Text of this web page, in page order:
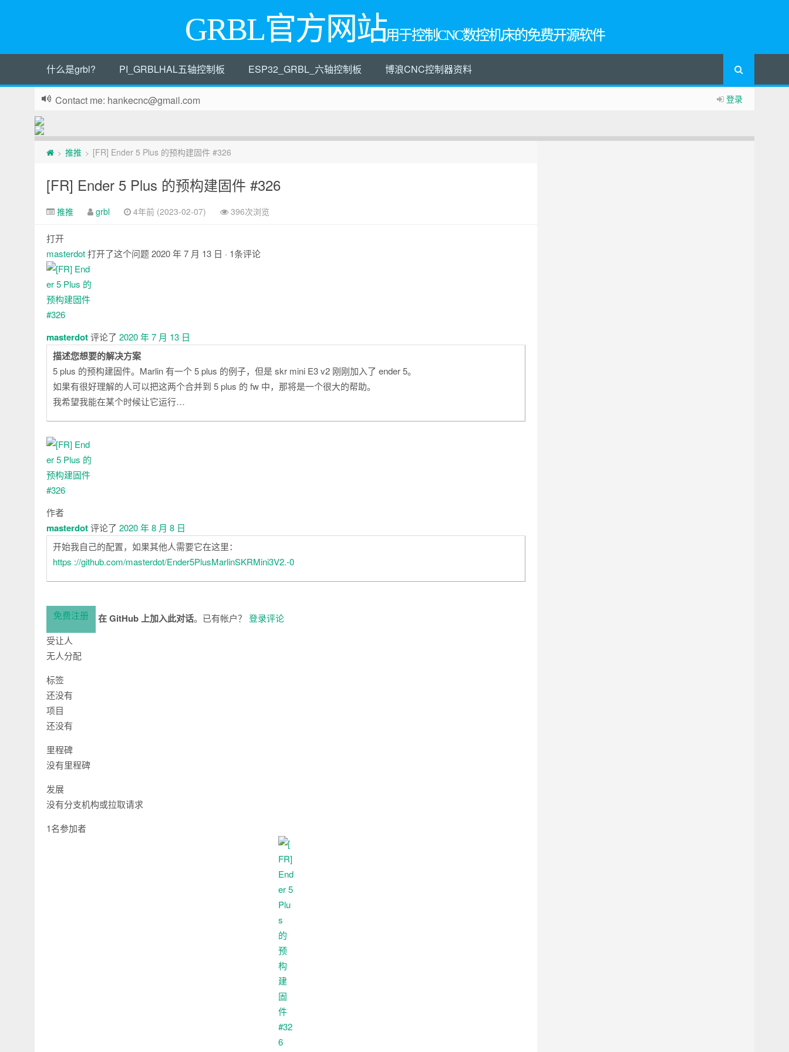
GRBL官方网站用于控制CNC数控机床的免费开源软件
什么是grbl? PI_GRBLHAL五轴控制板 ESP32_GRBL_六轴控制板 博浪CNC控制器资料
登录
Contact me: hankecnc@gmail.com
> 推推 > [FR] Ender 5 Plus 的预构建固件 #326
[FR] Ender 5 Plus 的预构建固件 #326
推推 grbl 4年前 (2023-02-07) 396次浏览
打开
masterdot打开了这个问题2020 年 7 月 13 日 · 1条评论
评
论
masterdot评论了 2020 年 7 月 13 日
描述您想要的解决方案
5 plus 的预构建固件。Marlin 有一个 5 plus 的例子，但是 skr mini E3 v2 刚刚加入了 ender 5。
如果有很好理解的人可以把这两个合并到 5 plus 的 fw 中，那将是一个很大的帮助。
我希望我能在某个时候让它运行…
作者
masterdot评论了 2020 年 8 月 8 日
开始我自己的配置，如果其他人需要它在这里：
https ://github.com/masterdot/Ender5PlusMarlinSKRMini3V2.-0
免费注册 在 GitHub 上加入此对话。已有帐户？ 登录评论
受让人
无人分配
标签
还没有
项目
还没有
里程碑
没有里程碑
发展
没有分支机构或拉取请求
1名参加者